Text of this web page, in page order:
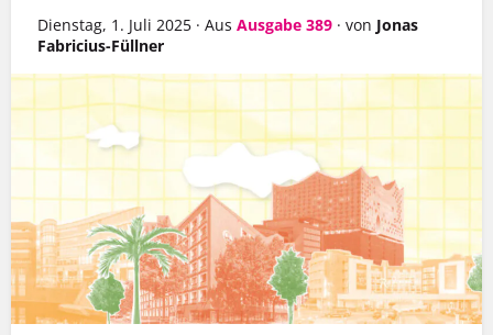
Dienstag, 1. Juli 2025 · Aus Ausgabe 389 · von Jonas
Fabricius-Füllner
MEHR INFOS